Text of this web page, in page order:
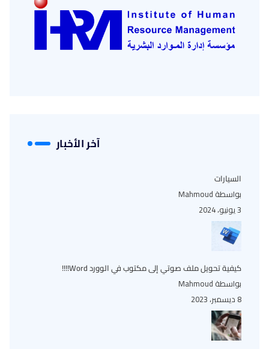
آخر الأخبار
السيارات
بواسطة Mahmoud
3 يونيو، 2024
كيفية تحويل ملف صوتي إلى مكتوب في الوورد Word!!!!
بواسطة Mahmoud
8 ديسمبر، 2023